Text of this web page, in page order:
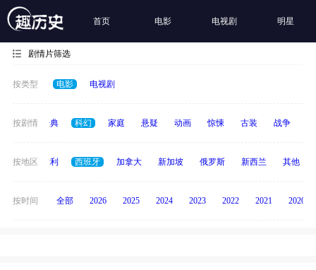
首页 电影 电视剧 明星
剧情片筛选
按类型 电影 电视剧
按剧情
恐怖 经典 科幻 家庭 悬疑 动画 惊悚 古装 战争
按地区
印度 意大利 西班牙 加拿大 新加坡 俄罗斯 新西兰 其他
按时间 全部 2026 2025 2024 2023 2022 2021 2020